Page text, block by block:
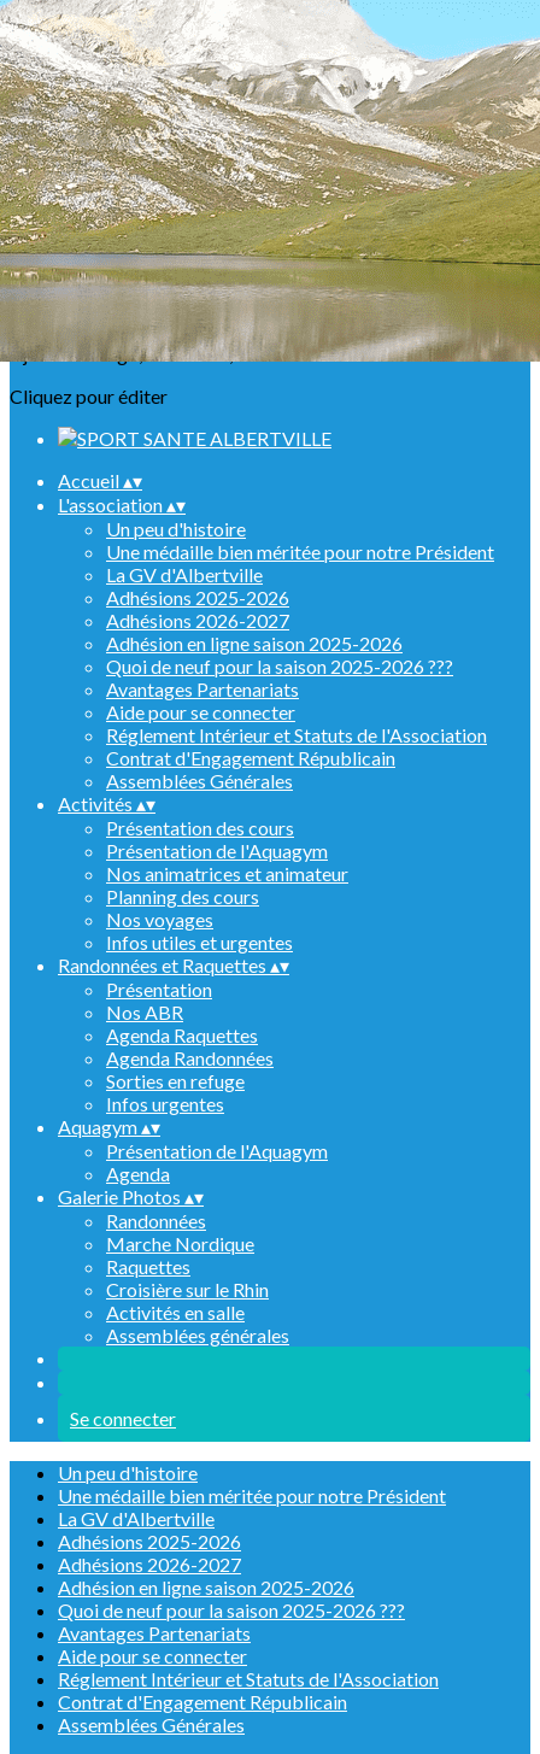
Exporter les lignes sélectionnées
Exporter toutes les colonnes
Exporter uniquement les colonnes affichées
Menu
<
>
Présentation
Nos ABR
Agenda Raquettes
Agenda Randonnées
Sorties en refuge
Infos urgentes
Ajoutez un logo, un bouton, des réseaux sociaux
Cliquez pour éditer
Accueil▴▾
L'association▴▾
Un peu d'histoire
Une médaille bien méritée pour notre Président
La GV d'Albertville
Adhésions 2025-2026
Adhésions 2026-2027
Adhésion en ligne saison 2025-2026
Quoi de neuf pour la saison 2025-2026 ???
Avantages Partenariats
Aide pour se connecter
Réglement Intérieur et Statuts de l'Association
Contrat d'Engagement Républicain
Assemblées Générales
Activités ▴▾
Présentation des cours
Présentation de l'Aquagym
Nos animatrices et animateur
Planning des cours
Nos voyages
Infos utiles et urgentes
Randonnées et Raquettes ▴▾
Présentation
Nos ABR
Agenda Raquettes
Agenda Randonnées
Sorties en refuge
Infos urgentes
Aquagym▴▾
Présentation de l'Aquagym
Agenda
Galerie Photos ▴▾
Randonnées
Marche Nordique
Raquettes
Croisière sur le Rhin
Activités en salle
Assemblées générales
Se connecter
Un peu d'histoire
Une médaille bien méritée pour notre Président
La GV d'Albertville
Adhésions 2025-2026
Adhésions 2026-2027
Adhésion en ligne saison 2025-2026
Quoi de neuf pour la saison 2025-2026 ???
Avantages Partenariats
Aide pour se connecter
Réglement Intérieur et Statuts de l'Association
Contrat d'Engagement Républicain
Assemblées Générales